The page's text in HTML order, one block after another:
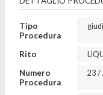
Tipo
Procedura
Rito
Numero
Procedura
23 /